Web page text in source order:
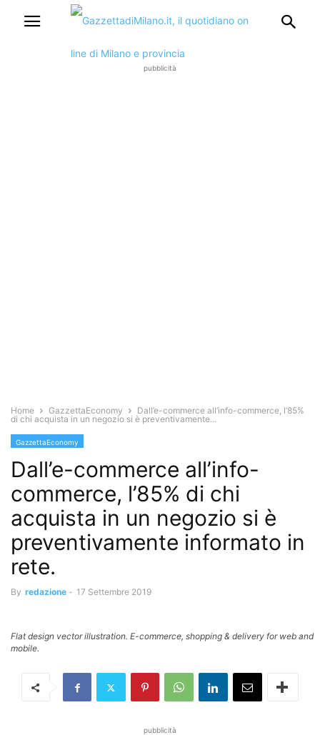
pubblicità
Home GazzettaEconomy
Dall’e-commerce all’info-commerce, l’85%
di chi acquista in un negozio si è preventivamente...
GazzettaEconomy
Dall’e-commerce all’info-
commerce, l’85% di chi
acquista in un negozio si è
preventivamente informato in
rete.
By redazione - 17 Settembre 2019
Flat design vector illustration. E-commerce, shopping & delivery for web and
mobile.
pubblicità